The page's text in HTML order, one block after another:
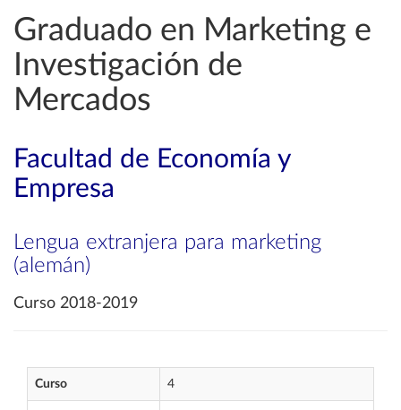
Graduado en Marketing e
Investigación de
Mercados
Facultad de Economía y
Empresa
Lengua extranjera para marketing
(alemán)
Curso 2018-2019
Curso 4